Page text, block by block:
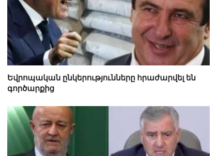
Եվրոպական ընկերությունները հրաժարվել են
գործարքից